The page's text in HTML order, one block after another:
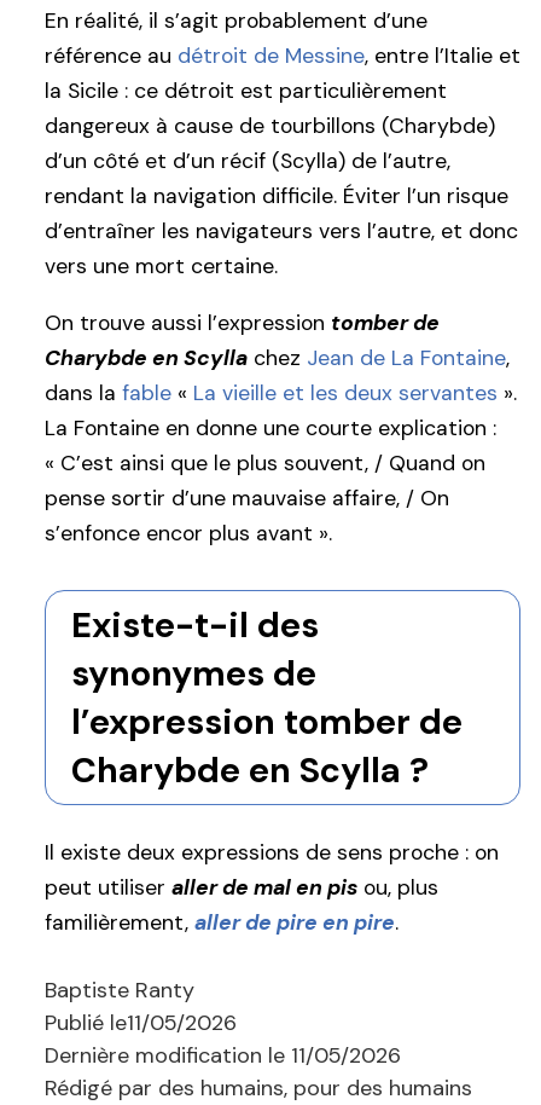
En réalité, il s’agit probablement d’une
référence au détroit de Messine, entre l’Italie et
la Sicile : ce détroit est particulièrement
dangereux à cause de tourbillons (Charybde)
d’un côté et d’un récif (Scylla) de l’autre,
rendant la navigation difficile. Éviter l’un risque
d’entraîner les navigateurs vers l’autre, et donc
vers une mort certaine.
On trouve aussi l’expression tomber de
Charybde en Scylla chez Jean de La Fontaine,
dans la fable « La vieille et les deux servantes ».
La Fontaine en donne une courte explication :
« C’est ainsi que le plus souvent, / Quand on
pense sortir d’une mauvaise affaire, / On
s’enfonce encor plus avant ».
Existe-t-il des
synonymes de
l’expression tomber de
Charybde en Scylla ?
Il existe deux expressions de sens proche : on
peut utiliser aller de mal en pis ou, plus
familièrement, aller de pire en pire.
Baptiste Ranty
Publié le11/05/2026
Dernière modification le 11/05/2026
Rédigé par des humains, pour des humains